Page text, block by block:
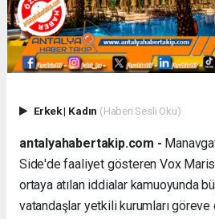
Erkek| Kadın (Haberi Sesli Oku)
antalyahabertakip.com -
Side'de faaliyet gösteren Vox Maris
ortaya atılan iddialar kamuoyunda
vatandaşlar yetkili kurumları göreve